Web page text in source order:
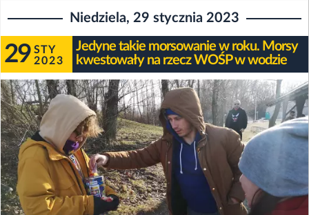
Niedziela, 29 stycznia 2023
29 STY
2023
Jedyne takie morsowanie w roku. Morsy
kwestowały na rzecz WOŚP w wodzie